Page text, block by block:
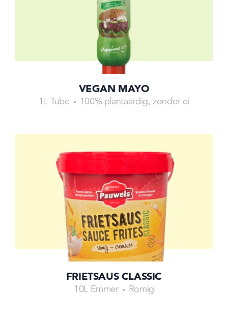
VEGAN MAYO
1L Tube 100% plantaardig, zonder ei
FRIETSAUS CLASSIC
10L Emmer Romig